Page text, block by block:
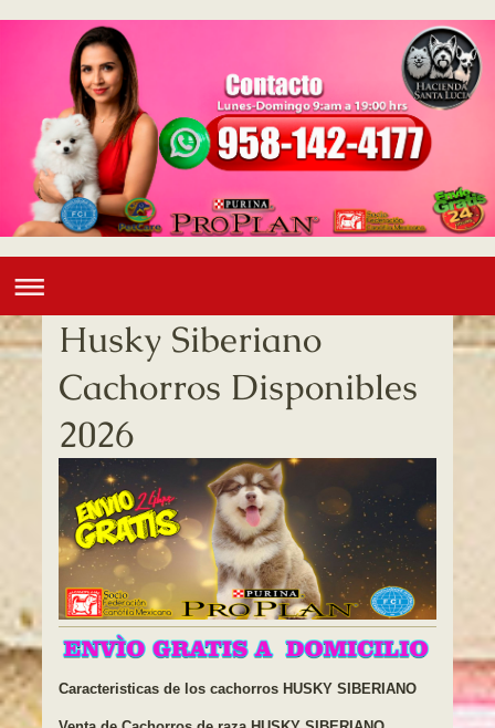
Husky Siberiano
Cachorros Disponibles
2026
Caracteristicas de los cachorros HUSKY SIBERIANO